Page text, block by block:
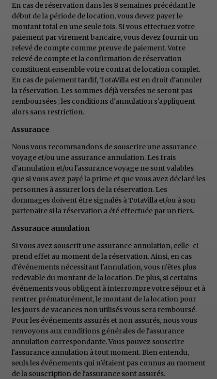
En cas de réservation dans les 8 semaines précédant le
début de la période de location, vous devez payer le
montant total en une seule fois. Si vous effectuez votre
paiement par virement bancaire, vous devez fournir un
relevé de compte comme preuve de paiement. Votre
relevé de compte et la confirmation de réservation
constituent ensemble votre contrat de location complet.
En cas de paiement tardif, TotaVilla est en droit d'annuler
la réservation. Les sommes déjà versées ne seront pas
remboursées ; les conditions d'annulation s'appliquent
alors sans restriction.
Assurance
Nous vous recommandons de souscrire une assurance
voyage et/ou une assurance annulation. Les frais
d'annulation et/ou l'assurance voyage ne sont valables
que si vous avez payé la prime et que vous avez déclaré les
personnes à assurer lors de la réservation. Les
dommages doivent être signalés à TotaVilla et/ou à son
partenaire si la réservation a été effectuée par un tiers.
Assurance annulation
Si vous avez souscrit une assurance annulation, celle-ci
prend effet au moment de la réservation. Ainsi, en cas
d'événements nécessitant l'annulation, vous n'êtes plus
redevable du montant de la location. De plus, si certains
événements vous obligent à interrompre votre séjour et à
rentrer prématurément, le montant de la location pour
les jours de vacances non utilisés vous sera remboursé.
Pour les événements assurés et non assurés, nous vous
renvoyons aux conditions générales de l'assurance
annulation correspondante. Vous pouvez souscrire
l'assurance annulation à tout moment. Bien entendu,
seuls les événements qui n'étaient pas connus au moment
de la souscription de l'assurance sont assurés.